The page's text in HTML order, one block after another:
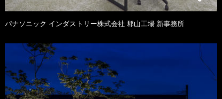
パナソニック インダストリー株式会社 郡山工場 新事務所